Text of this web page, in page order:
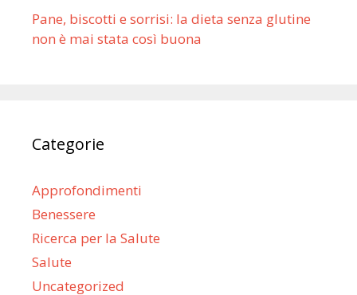
Pane, biscotti e sorrisi: la dieta senza glutine
non è mai stata così buona
Categorie
Approfondimenti
Benessere
Ricerca per la Salute
Salute
Uncategorized